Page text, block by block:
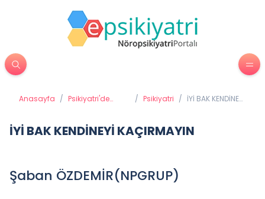
Anasayfa / Psikiyatri'de
/ Psikiyatri / İYİ BAK KENDİNEYİ
İYİ BAK KENDİNEYİ KAÇIRMAYIN
Şaban ÖZDEMİR(NPGRUP)